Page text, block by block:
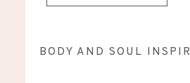
BODY AND SOUL